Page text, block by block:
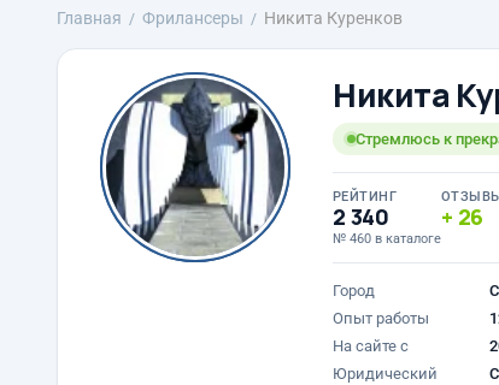
Главная Фрилансеры Никита Куренков
Никита
Стремлюсь к
РЕЙТИНГ
2 340
№ 460 в каталоге
26
Город
Опыт работы
На сайте с
Юридический